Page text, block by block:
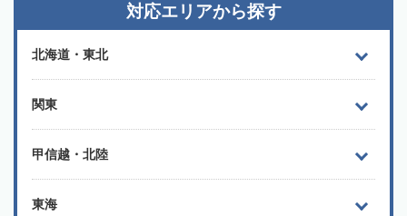
対応エリアから探す
北海道・東北
関東
甲信越・北陸
東海